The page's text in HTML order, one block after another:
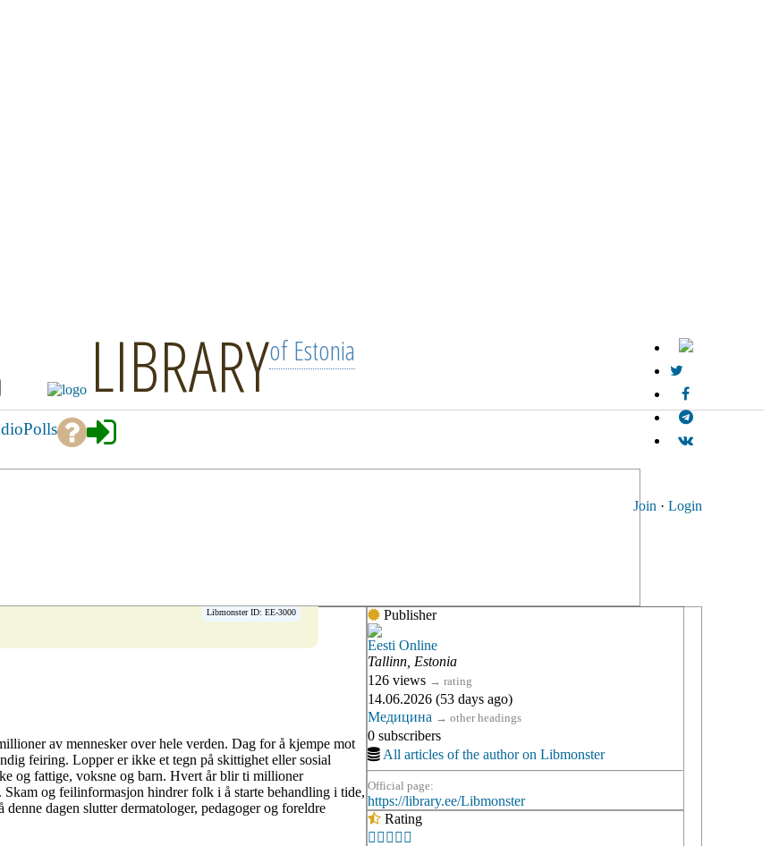
LIBRARYof Estonia
Join · Login
Polls
Libmonster ID: EE-3000
av mennesker over hele verden. Dag for å kjempe mot
feiring. Lopper er ikke et tegn på skittighet eller sosial
og fattige, voksne og barn. Hvert år blir ti millioner
og feilinformasjon hindrer folk i å starte behandling i tide,
dagen slutter dermatologer, pedagoger og foreldre
Publisher
Eesti Online
Tallinn, Estonia
126 views → rating
14.06.2026 (53 days ago)
Медицина → other headings
0 subscribers
All articles of the author on Libmonster
Official page:
https://library.ee/Libmonster
Rating
    